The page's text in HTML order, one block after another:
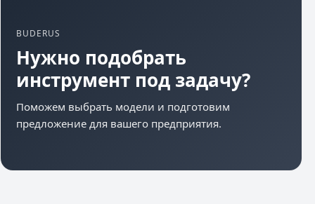
BUDERUS
Нужно подобрать
инструмент под задачу?
Поможем выбрать модели и подготовим
предложение для вашего предприятия.